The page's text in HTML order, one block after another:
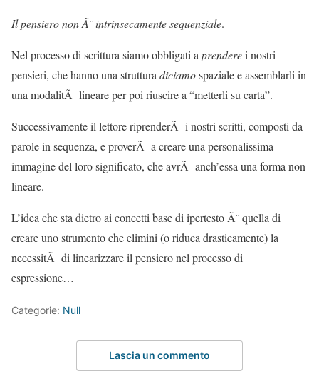
Il pensierononÃ¨ intrinsecamente sequenziale.
Nel processo di scrittura siamo obbligati a prenderei nostri
pensieri, che hanno una struttura diciamospaziale e assemblarli in
una modalitÃ lineare per poi riuscire a “metterli su carta”.
Successivamente il lettore riprenderÃ i nostri scritti, composti da
parole in sequenza, e proverÃ a creare una personalissima
immagine del loro significato, che avrÃ anch’essa una forma non
lineare.
L’idea che sta dietro ai concetti base di ipertesto Ã¨ quella di
creare uno strumento che elimini (o riduca drasticamente) la
necessitÃ di linearizzare il pensiero nel processo di
espressione…
Categorie: Null
Lascia un commento